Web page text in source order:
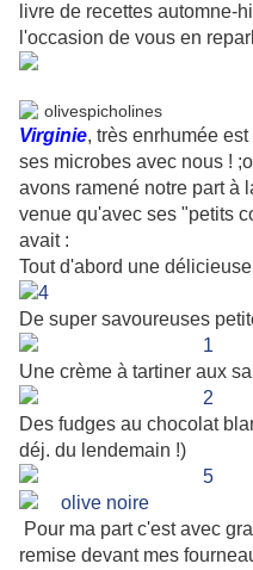
livre de recettes automne-
l'occasion de vous en
Virginie, très enrhumée
ses microbes avec nous !
avons ramené notre part à
venue qu'avec ses "petits
avait :
Tout d'abord une
De super savoureuses
Une crème à tartiner aux
Des fudges au chocolat
déj. du lendemain !)
Pour ma part c'est avec
remise devant mes